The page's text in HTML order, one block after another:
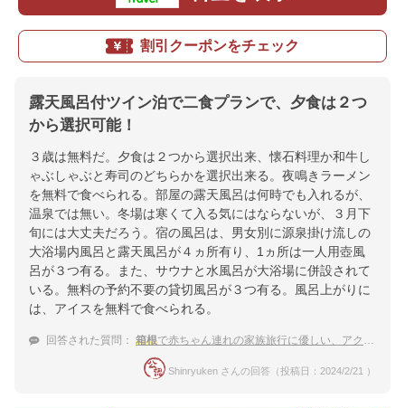
割引クーポンをチェック
露天風呂付ツイン泊で二食プランで、夕食は２つ
から選択可能！
３歳は無料だ。夕食は２つから選択出来、懐石料理か和牛し
ゃぶしゃぶと寿司のどちらかを選択出来る。夜鳴きラーメン
を無料で食べられる。部屋の露天風呂は何時でも入れるが、
温泉では無い。冬場は寒くて入る気にはならないが、３月下
旬には大丈夫だろう。宿の風呂は、男女別に源泉掛け流しの
大浴場内風呂と露天風呂が４ヵ所有り、1ヵ所は一人用壺風
呂が３つ有る。また、サウナと水風呂が大浴場に併設されて
いる。無料の予約不要の貸切風呂が３つ有る。風呂上がりに
は、アイスを無料で食べられる。
回答された質問： 箱根で赤ちゃん連れの家族旅行に優しい、アクセスの良い宿のおすすめ
Shinryuken さんの回答（投稿日：2024/2/21 ）